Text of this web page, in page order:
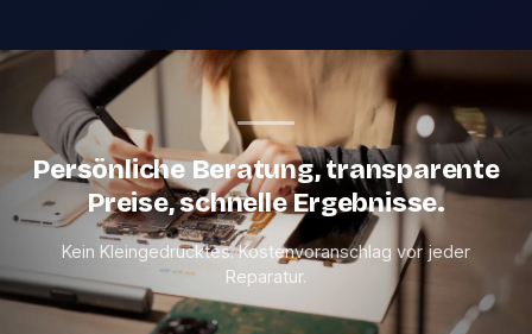
Persönliche Beratung, transparente
Preise, schnelle Ergebnisse.
Kein Kleingedrucktes. Kostenvoranschlag vor jeder
Reparatur.